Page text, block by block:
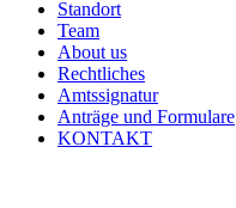
Standort
Team
About us
Rechtliches
Amtssignatur
Anträge und Formulare
KONTAKT